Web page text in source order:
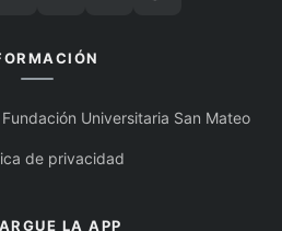
Universitaria San Mateo
de privacidad
LA APP